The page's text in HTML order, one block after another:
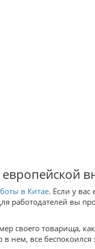
европейской
в Китае. Если у
работодателей вы
своего товарища,
нем, все беспокоился